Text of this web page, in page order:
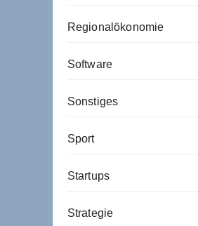
Regionalökonomie
Software
Sonstiges
Sport
Startups
Strategie